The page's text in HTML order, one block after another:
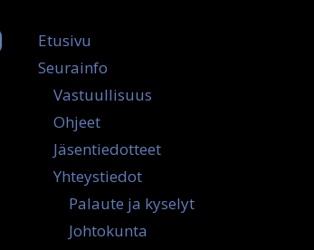
Etusivu
Seurainfo
Vastuullisuus
Ohjeet
Jäsentiedotteet
Yhteystiedot
Palaute ja kyselyt
Johtokunta